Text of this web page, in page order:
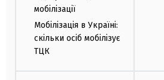
мобілізації
Мобілізація в Україні:
скільки осіб мобілізує
ТЦК